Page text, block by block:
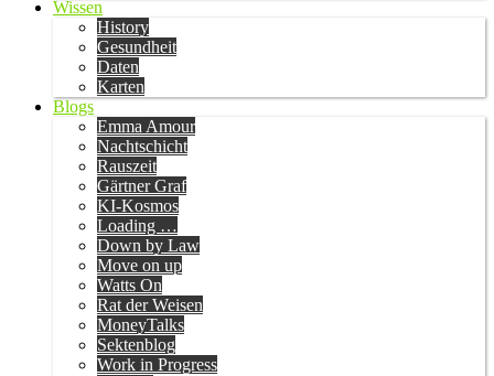
Wissen
History
Gesundheit
Daten
Karten
Blogs
Emma Amour
Nachtschicht
Rauszeit
Gärtner Graf
KI-Kosmos
Loading …
Down by Law
Move on up
Watts On
Rat der Weisen
MoneyTalks
Sektenblog
Work in Progress